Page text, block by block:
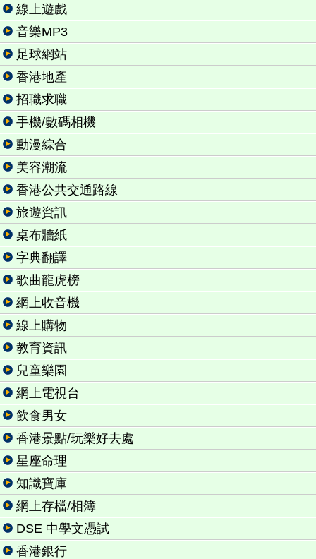
線上遊戲
音樂MP3
足球網站
香港地產
招職求職
手機/數碼相機
動漫綜合
美容潮流
香港公共交通路線
旅遊資訊
桌布牆紙
字典翻譯
歌曲龍虎榜
網上收音機
線上購物
教育資訊
兒童樂園
網上電視台
飲食男女
香港景點/玩樂好去處
星座命理
知識寶庫
網上存檔/相簿
DSE 中學文憑試
香港銀行